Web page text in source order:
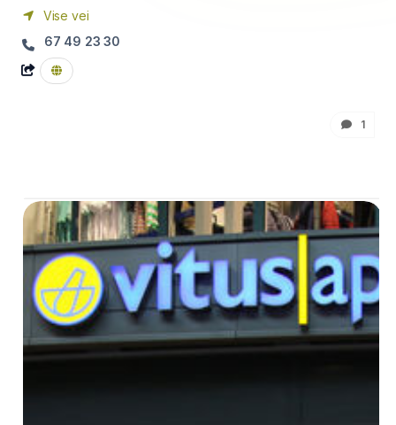
Vise vei
67 49 23 30
1